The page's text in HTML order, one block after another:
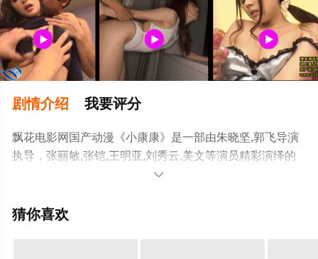
剧情介绍 我要评分
飘花电影网国产动漫《小康康》是一部由朱晓坚,郭飞导演
执导，张丽敏,张铠,王明亚,刘秀云,美文等演员精彩演绎的
大陆动漫，大结局剧情已揭晓（已完结），手机免费观看
可移步至豆瓣动漫、电视猫或剧情网等平台了解。

猜你喜欢